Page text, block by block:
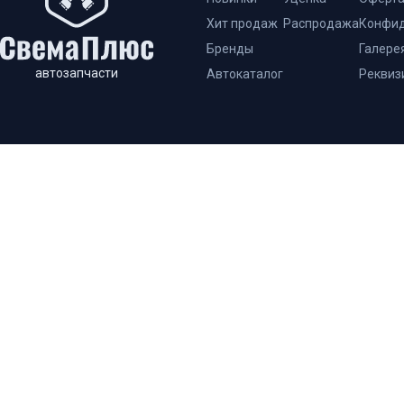
автозапчасти
Хит продаж
Бренды
Автокаталог
Распродажа